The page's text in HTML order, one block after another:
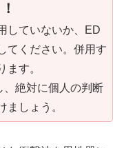
していないか、ED
てください。併用す
ます。
、絶対に個人の判断
ましょう。